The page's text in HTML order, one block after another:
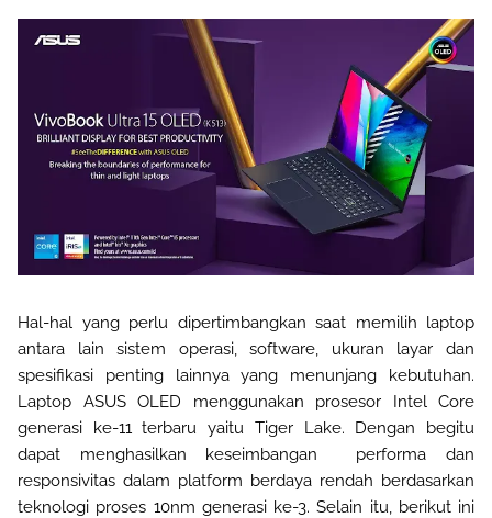
Hal-hal yang perlu dipertimbangkan saat memilih laptop
antara lain sistem operasi, software, ukuran layar dan
spesifikasi penting lainnya yang menunjang kebutuhan.
Laptop ASUS OLED menggunakan prosesor Intel Core
generasi ke-11 terbaru yaitu Tiger Lake. Dengan begitu
dapat menghasilkan keseimbangan performa dan
responsivitas dalam platform berdaya rendah berdasarkan
teknologi proses 10nm generasi ke-3.Selain itu, berikut ini